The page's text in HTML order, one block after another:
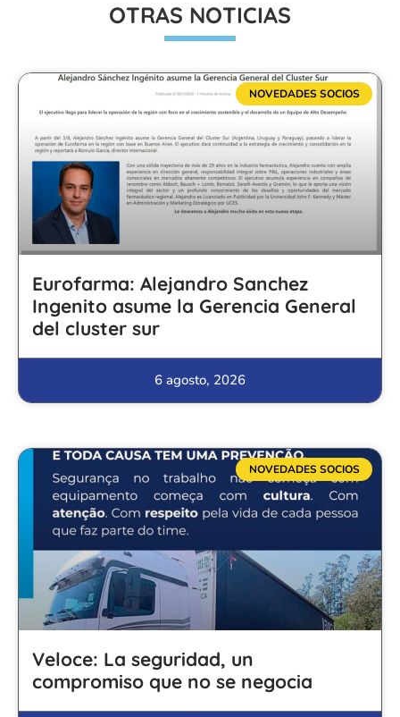
OTRAS NOTICIAS
NOVEDADES SOCIOS
Eurofarma: Alejandro Sanchez
Ingenito asume la Gerencia General
del cluster sur
6 agosto, 2026
NOVEDADES SOCIOS
Veloce: La seguridad, un
compromiso que no se negocia